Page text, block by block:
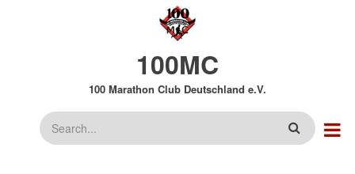
100MC
100 Marathon Club Deutschland e.V.
Suche